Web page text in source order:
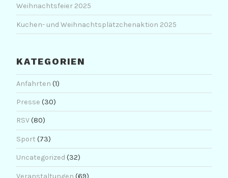
Weihnachtsfeier 2025
Kuchen- und Weihnachtsplätzchenaktion 2025
KATEGORIEN
Anfahrten (1)
Presse (30)
RSV(80)
Sport (73)
Uncategorized (32)
Veranstaltungen (69)